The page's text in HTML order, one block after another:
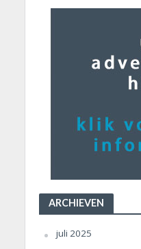
ARCHIEVEN
juli 2025